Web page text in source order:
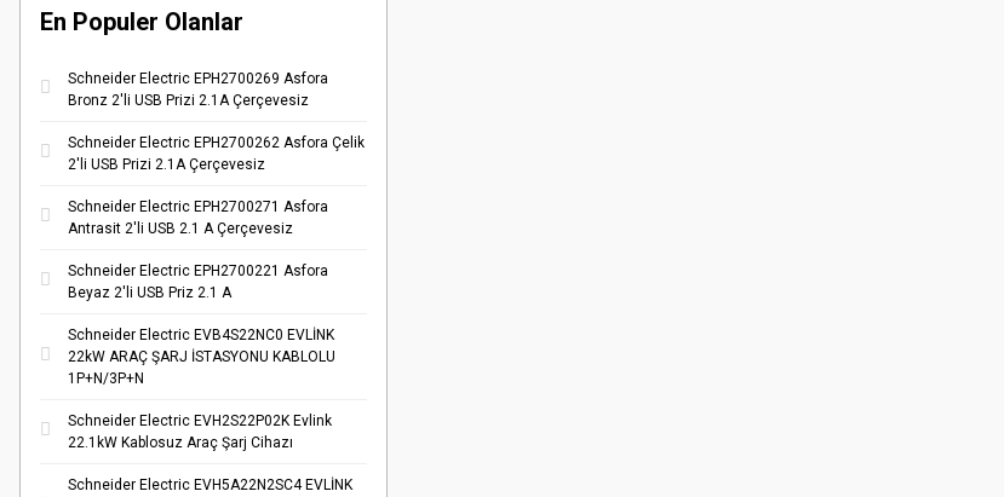
En Populer Olanlar
Schneider Electric EPH2700269 Asfora
Bronz 2'li USB Prizi 2.1A Çerçevesiz
Schneider Electric EPH2700262 Asfora Çelik
2'li USB Prizi 2.1A Çerçevesiz
Schneider Electric EPH2700271 Asfora
Antrasit 2'li USB 2.1 A Çerçevesiz
Schneider Electric EPH2700221 Asfora
Beyaz 2'li USB Priz 2.1 A
Schneider Electric EVB4S22NC0 EVLİNK
22kW ARAÇ ŞARJ İSTASYONU KABLOLU
1P+N/3P+N
Schneider Electric EVH2S22P02K Evlink
22.1kW Kablosuz Araç Şarj Cihazı
Schneider Electric EVH5A22N2SC4 EVLİNK